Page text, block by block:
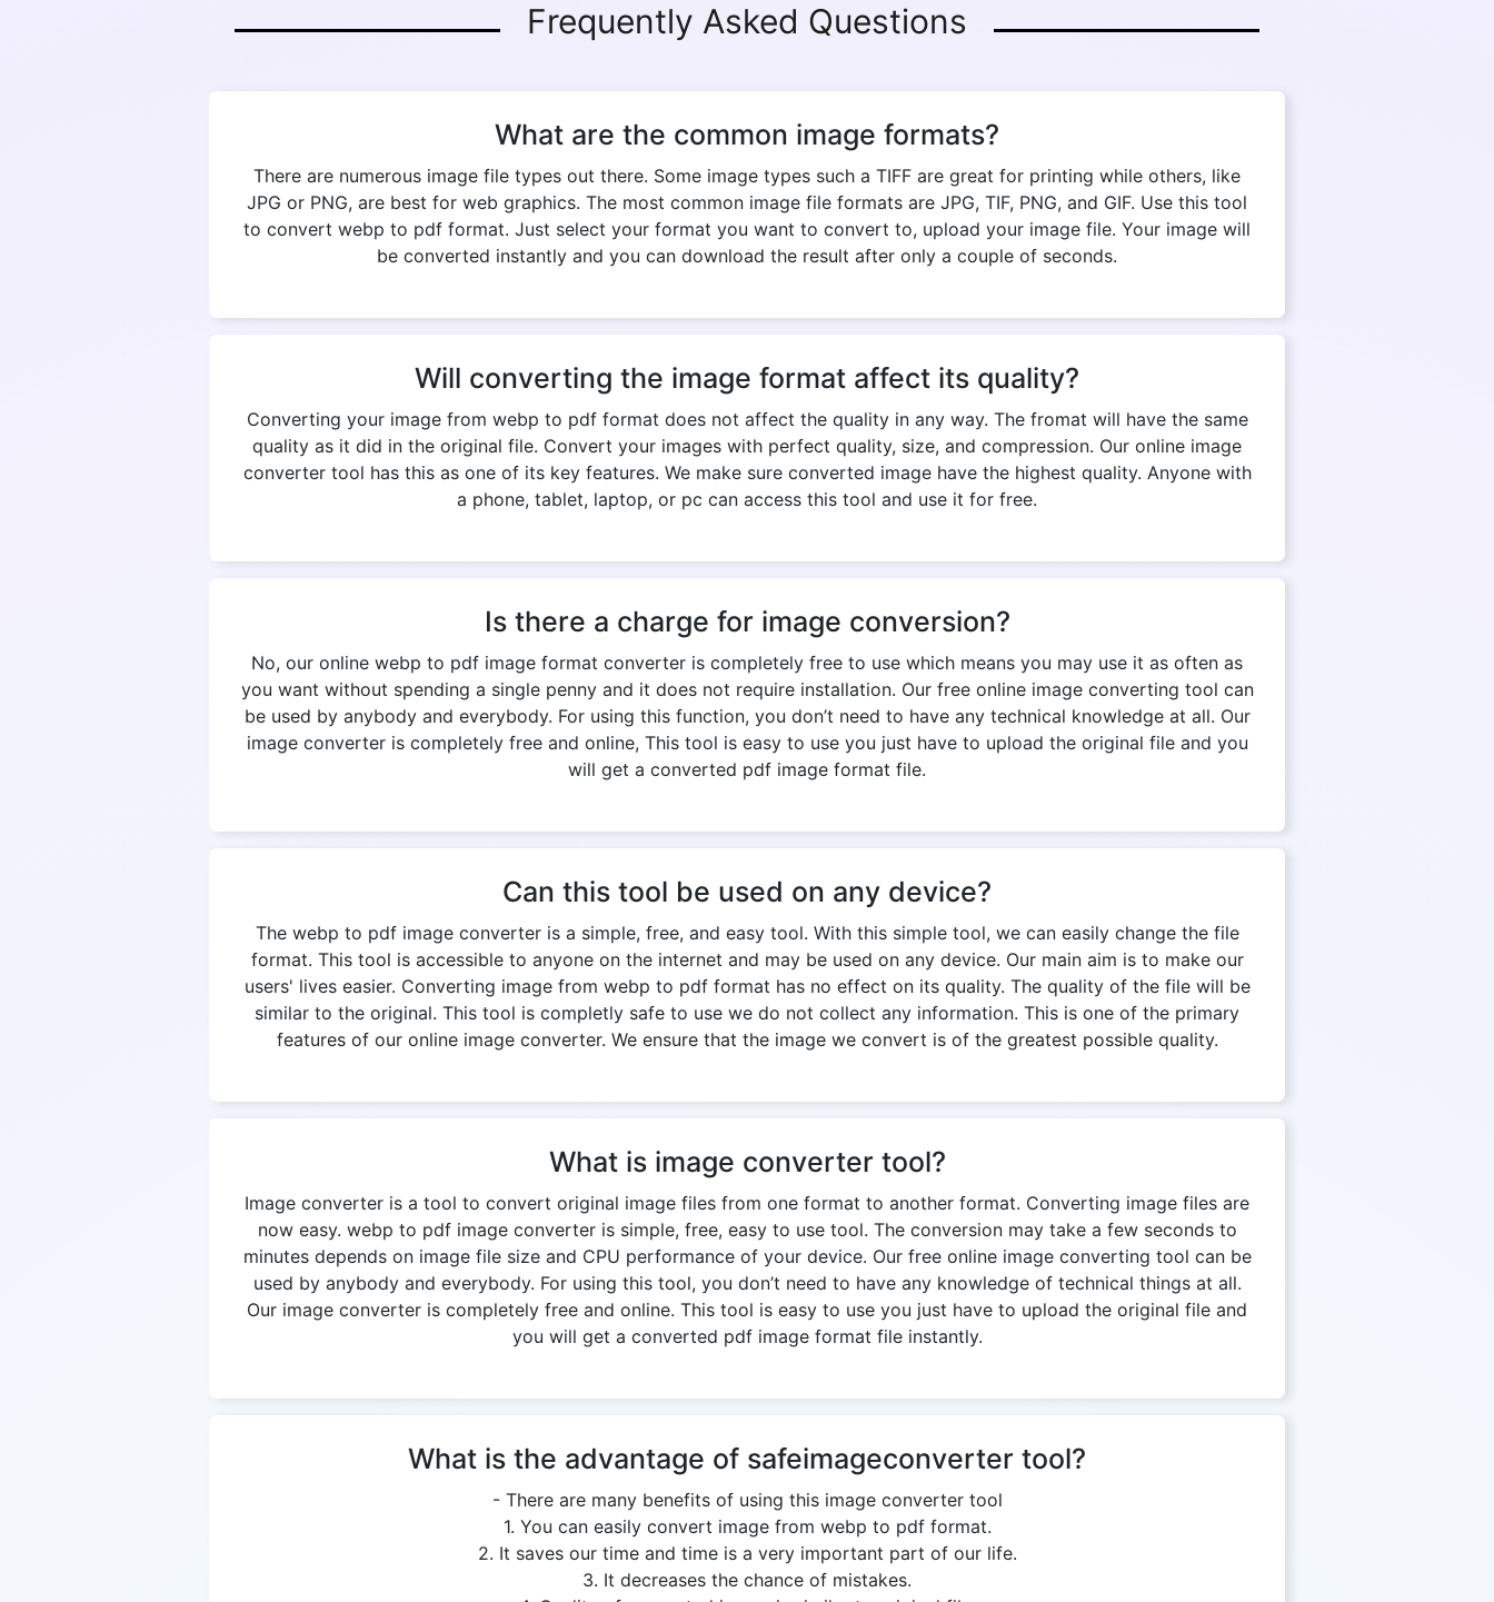
Frequently Asked Questions
What are the common image formats?
There are numerous image file types out there. Some image types such a TIFF are great for printing while others, like
JPG or PNG, are best for web graphics. The most common image file formats are JPG, TIF, PNG, and GIF. Use this tool
to convert webp to pdf format. Just select your format you want to convert to, upload your image file. Your image will
be converted instantly and you can download the result after only a couple of seconds.
Will converting the image format affect its quality?
Converting your image from webp to pdf format does not affect the quality in any way. The fromat will have the same
quality as it did in the original file. Convert your images with perfect quality, size, and compression. Our online image
converter tool has this as one of its key features. We make sure converted image have the highest quality. Anyone with
a phone, tablet, laptop, or pc can access this tool and use it for free.
Is there a charge for image conversion?
No, our online webp to pdf image format converter is completely free to use which means you may use it as often as
you want without spending a single penny and it does not require installation. Our free online image converting tool can
be used by anybody and everybody. For using this function, you don’t need to have any technical knowledge at all. Our
image converter is completely free and online, This tool is easy to use you just have to upload the original file and you
will get a converted pdf image format file.
Can this tool be used on any device?
The webp to pdf image converter is a simple, free, and easy tool. With this simple tool, we can easily change the file
format. This tool is accessible to anyone on the internet and may be used on any device. Our main aim is to make our
users' lives easier. Converting image from webp to pdf format has no effect on its quality. The quality of the file will be
similar to the original. This tool is completly safe to use we do not collect any information. This is one of the primary
features of our online image converter. We ensure that the image we convert is of the greatest possible quality.
What is image converter tool?
Image converter is a tool to convert original image files from one format to another format. Converting image files are
now easy. webp to pdf image converter is simple, free, easy to use tool. The conversion may take a few seconds to
minutes depends on image file size and CPU performance of your device. Our free online image converting tool can be
used by anybody and everybody. For using this tool, you don’t need to have any knowledge of technical things at all.
Our image converter is completely free and online. This tool is easy to use you just have to upload the original file and
you will get a converted pdf image format file instantly.
What is the advantage of safeimageconverter tool?
- There are many benefits of using this image converter tool
1. You can easily convert image from webp to pdf format.
2. It saves our time and time is a very important part of our life.
3. It decreases the chance of mistakes.